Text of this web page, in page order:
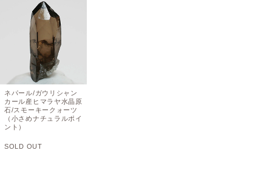
ネパール/ガウリシャン
カール産ヒマラヤ水晶原
石/スモーキークォーツ
（小さめナチュラルポイ
ント）
SOLD OUT